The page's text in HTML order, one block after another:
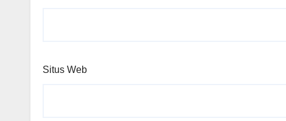
Situs Web